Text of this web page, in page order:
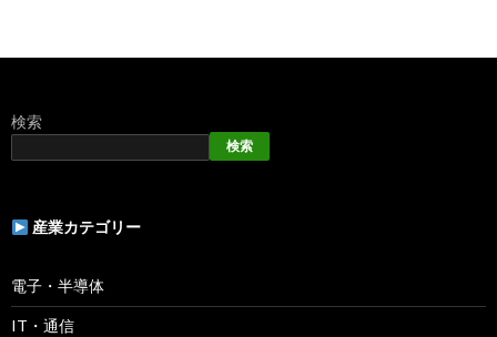
検索
検索
産業カテゴリー
電子・半導体
IT・通信